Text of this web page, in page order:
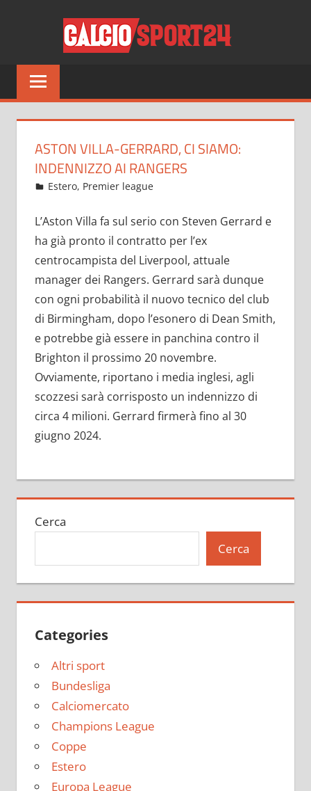
Tutto
sul
del
solo
ASTON VILLA-GERRARD, CI SIAMO:
INDENNIZZO AI RANGERS
Novembre 11, 2021
admin
Estero, Premier league
L’Aston Villa fa sul serio con Steven Gerrard e
ha già pronto il contratto per l’ex
centrocampista del Liverpool, attuale
manager dei Rangers. Gerrard sarà dunque
con ogni probabilità il nuovo tecnico del club
di Birmingham, dopo l’esonero di Dean Smith,
e potrebbe già essere in panchina contro il
Brighton il prossimo 20 novembre.
Ovviamente, riportano i media inglesi, agli
scozzesi sarà corrisposto un indennizzo di
circa 4 milioni. Gerrard firmerà fino al 30
giugno 2024.
Cerca
Cerca
Categories
Altri sport
Bundesliga
Calciomercato
Champions League
Coppe
Estero
Europa League